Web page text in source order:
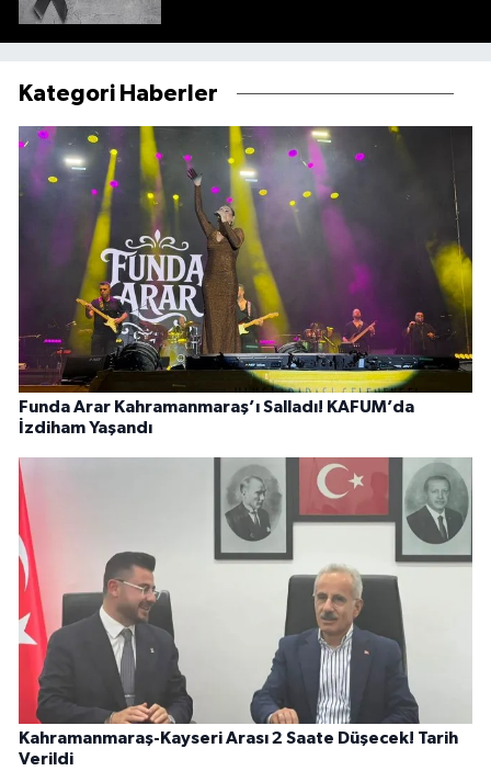
Kategori Haberler
Funda Arar Kahramanmaraş’ı Salladı! KAFUM’da
İzdiham Yaşandı
Kahramanmaraş-Kayseri Arası 2 Saate Düşecek! Tarih
Verildi